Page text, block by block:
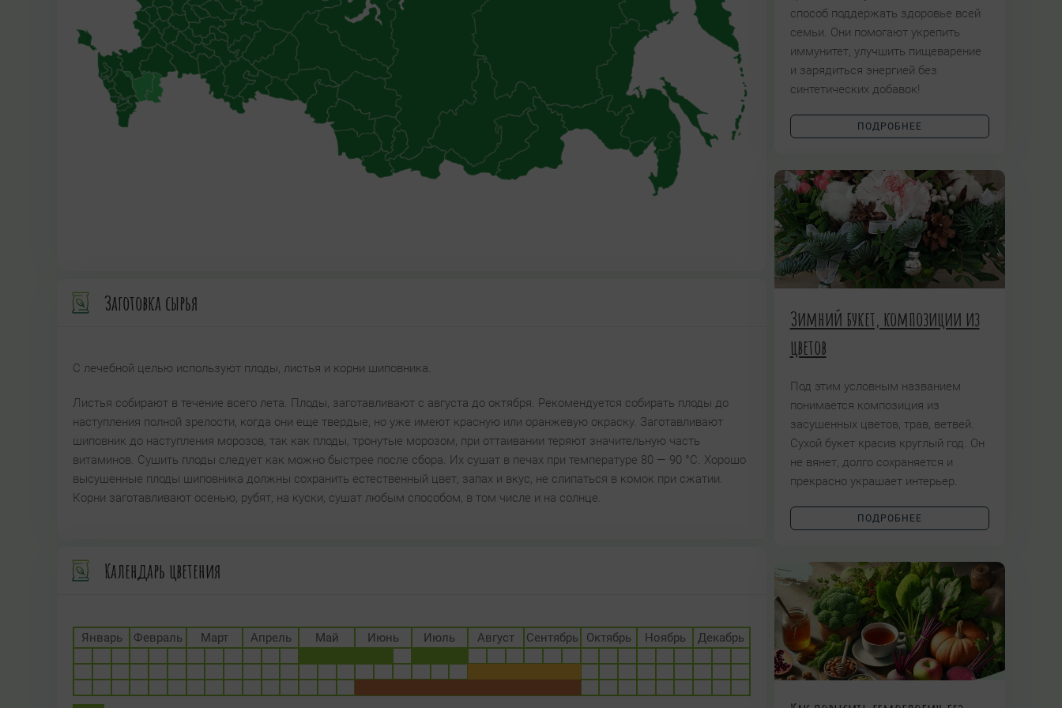
Заготовка сырья
С лечебной целью используют плоды, листья и корни шиповника.
Листья собирают в течение всего лета. Плоды, заготавливают с августа до октября. Рекомендуется собирать плоды до
наступления полной зрелости, когда они еще твердые, но уже имеют красную или оранжевую окраску. Заготавливают
шиповник до наступления морозов, так как плоды, тронутые морозом, при оттаивании теряют значительную часть
витаминов. Сушить плоды следует как можно быстрее после сбора. Их сушат в печах при температуре 80 — 90 °C. Хорошо
высушенные плоды шиповника должны сохранить естественный цвет, запах и вкус, не слипаться в комок при сжатии.
Корни заготавливают осенью, рубят, на куски, сушат любым способом, в том числе и на солнце.
Календарь цветения
Январь Февраль Март Апрель Май Июнь Июль Август Сентябрь Октябрь Ноябрь Декабрь
способ поддержать здоровье всей
семьи. Они помогают укрепить
иммунитет, улучшить пищеварение
и зарядиться энергией без
синтетических добавок!
ПОДРОБНЕЕ
Зимний букет, композиции из
цветов
Под этим условным названием
понимается композиция из
засушенных цветов, трав, ветвей.
Сухой букет красив круглый год. Он
не вянет, долго сохраняется и
прекрасно украшает интерьер.
ПОДРОБНЕЕ